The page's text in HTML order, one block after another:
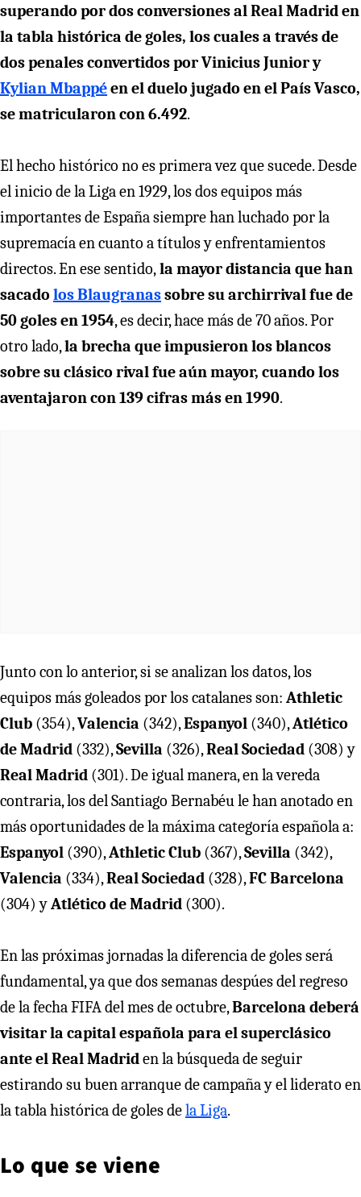
superando por dos conversiones al Real Madrid en
la tabla histórica de goles, los cuales a través de
dos penales convertidos por Vinicius Junior y
Kylian Mbappéen el duelo jugado en el País Vasco,
se matricularon con 6.492.
El hecho histórico no es primera vez que sucede. Desde
el inicio de la Liga en 1929, los dos equipos más
importantes de España siempre han luchado por la
supremacía en cuanto a títulos y enfrentamientos
directos. En ese sentido,la mayor distancia que han
sacado los Blaugranassobre su archirrival fue de
50 goles en 1954, es decir, hace más de 70 años. Por
otro lado,la brecha que impusieron los blancos
sobre su clásico rival fue aún mayor, cuando los
aventajaron con 139 cifras más en 1990.
Junto con lo anterior, si se analizan los datos, los
equipos más goleados por los catalanes son: Athletic
Club (354),Valencia (342),Espanyol (340),Atlético
de Madrid (332),Sevilla (326),Real Sociedad (308) y
Real Madrid (301). De igual manera, en la vereda
contraria, los del Santiago Bernabéu le han anotado en
más oportunidades de la máxima categoría española a:
Espanyol (390),Athletic Club (367),Sevilla (342),
Valencia (334),Real Sociedad (328),FC Barcelona
(304) yAtlético de Madrid (300).
En las próximas jornadas la diferencia de goles será
fundamental, ya que dos semanas despúes del regreso
de la fecha FIFA del mes de octubre,Barcelona deberá
visitar la capital española para el superclásico
ante el Real Madriden la búsqueda de seguir
estirando su buen arranque de campaña y el liderato en
la tabla histórica de goles dela Liga.
Lo que se viene